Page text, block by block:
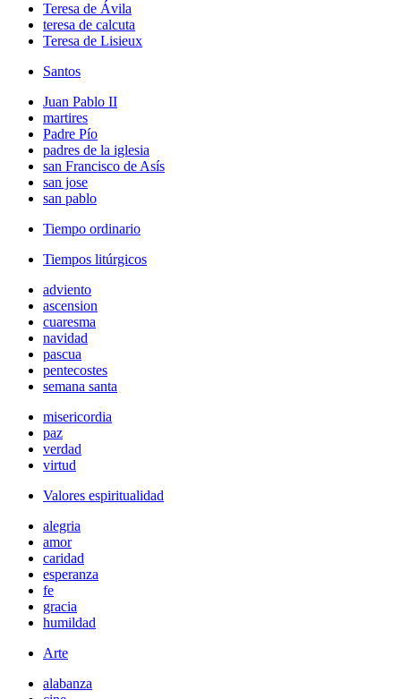
Teresa de Ávila
teresa de calcuta
Teresa de Lisieux
Santos
Juan Pablo II
martires
Padre Pío
padres de la iglesia
san Francisco de Asís
san jose
san pablo
Tiempo ordinario
Tiempos litúrgicos
adviento
ascension
cuaresma
navidad
pascua
pentecostes
semana santa
misericordia
paz
verdad
virtud
Valores espiritualidad
alegria
amor
caridad
esperanza
fe
gracia
humildad
Arte
alabanza